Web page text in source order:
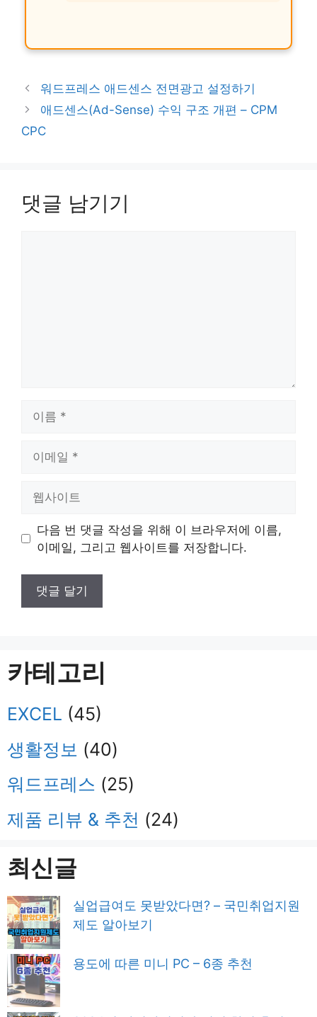
워드프레스 애드센스 전면광고 설정하기
애드센스(Ad-Sense) 수익 구조 개편 – CPM
CPC
댓글 남기기
트
다음 번 댓글 작성을 위해 이 브라우저에 이름,
이메일, 그리고 웹사이트를 저장합니다.
카테고리
EXCEL (45)
생활정보 (40)
워드프레스 (25)
제품 리뷰 & 추천 (24)
최신글
실업급여도 못받았다면? – 국민취업지원
제도 알아보기
용도에 따른 미니 PC – 6종 추천